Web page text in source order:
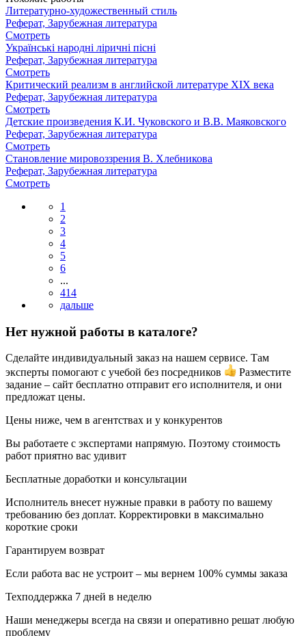
Литературно-художественный стиль
Реферат, Зарубежная литература
Смотреть
Українські народні ліричні пісні
Реферат, Зарубежная литература
Смотреть
Критический реализм в английской литературе XIX века
Реферат, Зарубежная литература
Смотреть
Детские произведения К.И. Чуковского и В.В. Маяковского
Реферат, Зарубежная литература
Смотреть
Становление мировоззрения В. Хлебникова
Реферат, Зарубежная литература
Смотреть
1
2
3
4
5
6
...
414
Нет нужной работы в каталоге?
Сделайте индивидуальный заказ на нашем сервисе. Там
эксперты помогают с учебой без посредников
Разместите
задание – сайт бесплатно отправит его исполнителя, и они
предложат цены.
Цены ниже, чем в агентствах и у конкурентов
Вы работаете с экспертами напрямую. Поэтому стоимость
работ приятно вас удивит
Бесплатные доработки и консультации
Исполнитель внесет нужные правки в работу по вашему
требованию без доплат. Корректировки в максимально
короткие сроки
Гарантируем возврат
Если работа вас не устроит – мы вернем 100% суммы заказа
Техподдержка 7 дней в неделю
Наши менеджеры всегда на связи и оперативно решат любую
проблему